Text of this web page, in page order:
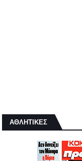
ΑΘΛΗΤΙΚΕΣ